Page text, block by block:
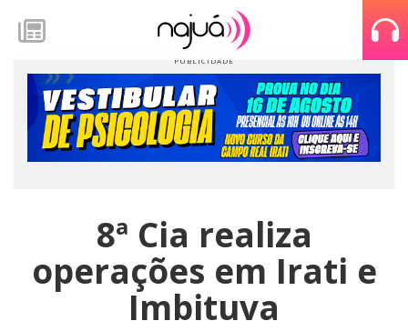
8ª Cia realiza
operações em Irati e
Imbituva